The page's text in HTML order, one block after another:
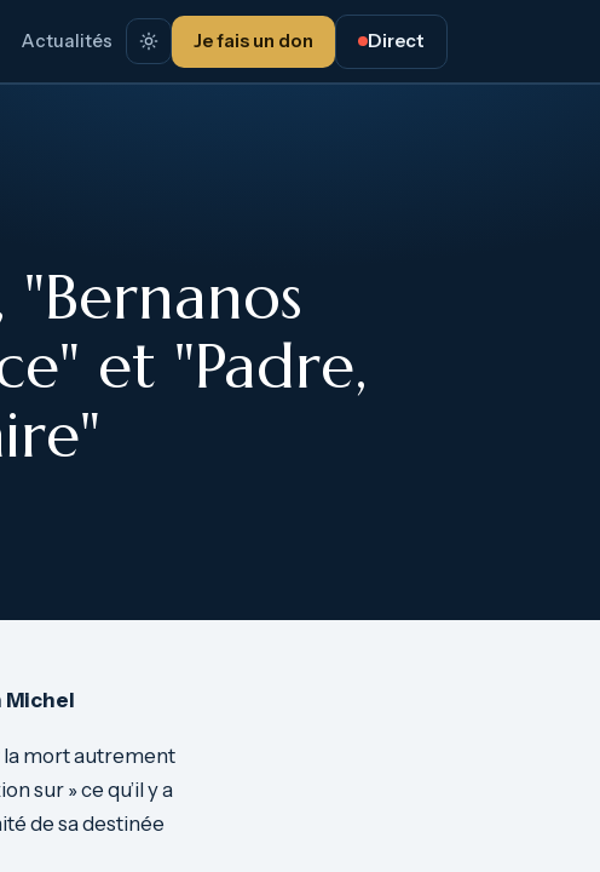
Actualités Je fais un don Direct
et "Padre,
Michel
la mort autrement
sur » ce qu’il y a
de sa destinée